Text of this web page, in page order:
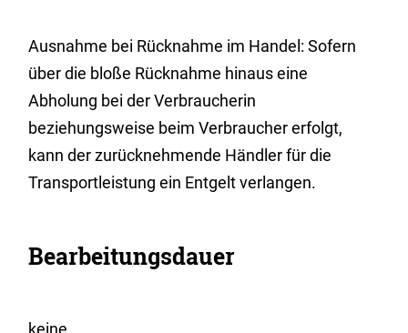
Ausnahme bei Rücknahme im Handel: Sofern
über die bloße Rücknahme hinaus eine
Abholung bei der Verbraucherin
beziehungsweise beim Verbraucher erfolgt,
kann der zurücknehmende Händler für die
Transportleistung ein Entgelt verlangen.
Bearbeitungsdauer
keine